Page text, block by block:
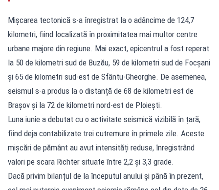
Mişcarea tectonică s-a înregistrat la o adâncime de 124,7
kilometri, fiind localizată în proximitatea mai multor centre
urbane majore din regiune. Mai exact, epicentrul a fost reperat
la 50 de kilometri sud de Buzău, 59 de kilometri sud de Focșani
și 65 de kilometri sud-est de Sfântu-Gheorghe. De asemenea,
seismul s-a produs la o distanță de 68 de kilometri est de
Brașov și la 72 de kilometri nord-est de Ploiești.
Luna iunie a debutat cu o activitate seismică vizibilă în țară,
fiind deja contabilizate trei cutremure în primele zile. Aceste
mișcări de pământ au avut intensități reduse, înregistrând
valori pe scara Richter situate între 2,2 și 3,3 grade.
Dacă privim bilanțul de la începutul anului și până în prezent,